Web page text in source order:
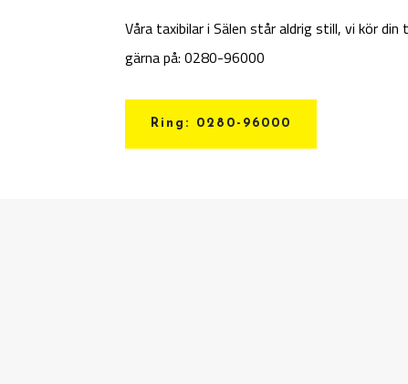
Våra taxibilar i Sälen står aldrig still, vi kör
gärna på: 0280-96000
Ring: 0280-96000